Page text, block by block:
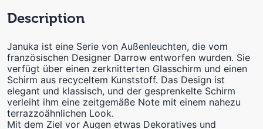
Description
Januka ist eine Serie von Außenleuchten, die vom
französischen Designer Darrow entworfen wurden. Sie
verfügt über einen zerknitterten Glasschirm und einen
Schirm aus recyceltem Kunststoff. Das Design ist
elegant und klassisch, und der gesprenkelte Schirm
verleiht ihm eine zeitgemäße Note mit einem nahezu
terrazzoähnlichen Look.
Mit dem Ziel vor Augen etwas Dekoratives und